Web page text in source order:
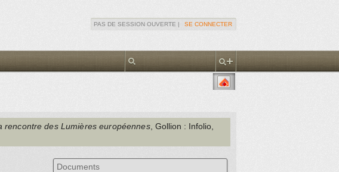
PAS DE SESSION OUVERTE | SE CONNECTER
rencontre des Lumières européennes, Gollion : Infolio,
Documents